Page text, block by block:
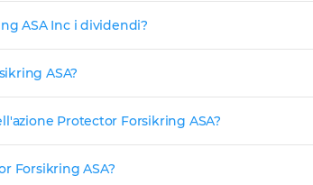
ASA Inc i dividendi?
ASA?
Protector Forsikring ASA?
Forsikring ASA?